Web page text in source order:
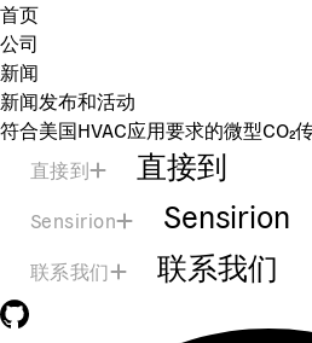
首页
公司
新闻
新闻发布和活动
符合美国HVAC应用要求的微型CO₂
直接到
直接到
Sensirion Sensirion
联系我们 联系我们